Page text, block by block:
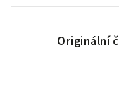
Originální